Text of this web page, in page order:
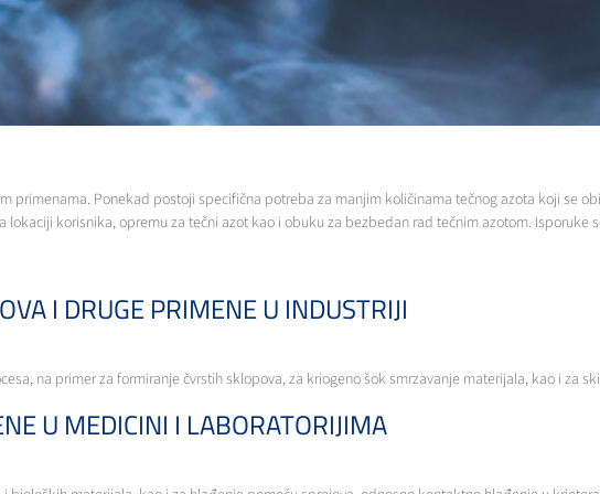
primenama. Ponekad postoji specifična potreba za manjim količinama tečnog azota koji se
lokaciji korisnika, opremu za tečni azot kao i obuku za bezbedan rad tečnim azotom.
I DRUGE PRIMENE U INDUSTRIJI
na primer za formiranje čvrstih sklopova, za kriogeno šok smrzavanje materijala, kao i za
U MEDICINI I LABORATORIJIMA